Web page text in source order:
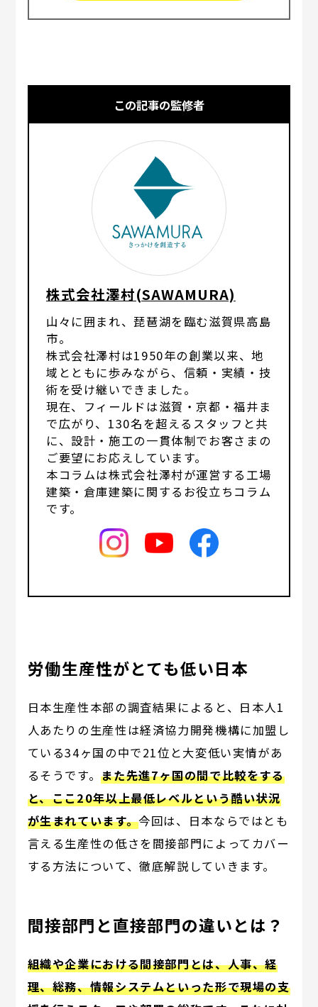
この記事の監修者
株式会社澤村(SAWAMURA)
山々に囲まれ、琵琶湖を臨む滋賀県高島
市。
株式会社澤村は1950年の創業以来、地
域とともに歩みながら、信頼・実績・技
術を受け継いできました。
現在、フィールドは滋賀・京都・福井ま
で広がり、130名を超えるスタッフと共
に、設計・施工の一貫体制でお客さまの
ご要望にお応えしています。
本コラムは株式会社澤村が運営する工場
建築・倉庫建築に関するお役立ちコラム
です。
労働生産性がとても低い日本
日本生産性本部の調査結果によると、日本人1
人あたりの生産性は経済協力開発機構に加盟し
ている34ヶ国の中で21位と大変低い実情があ
るそうです。また先進7ヶ国の間で比較をする
と、ここ20年以上最低レベルという酷い状況
が生まれています。今回は、日本ならではとも
言える生産性の低さを間接部門によってカバー
する方法について、徹底解説していきます。
間接部門と直接部門の違いとは？
組織や企業における間接部門とは、人事、経
理、総務、情報システムといった形で現場の支